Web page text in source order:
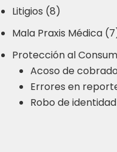
Litigios (8)
Mala Praxis Médica
Protección al
Acoso de
Errores en
Robo de